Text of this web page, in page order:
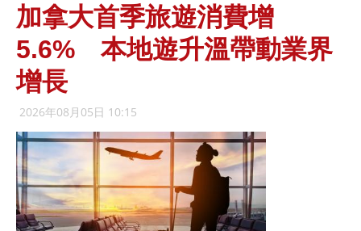
加拿大首季旅遊消費增
5.6% 本地遊升溫帶動業界
增長
2026年08月05日 10:15